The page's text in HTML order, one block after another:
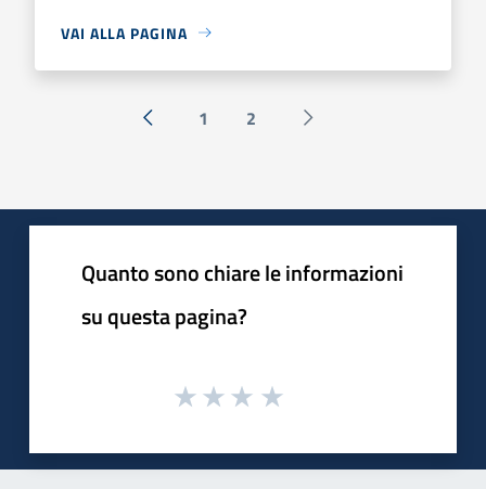
VAI ALLA PAGINA
« Precedente
1 2 Successiva »
Quanto sono chiare le informazioni
su questa pagina?